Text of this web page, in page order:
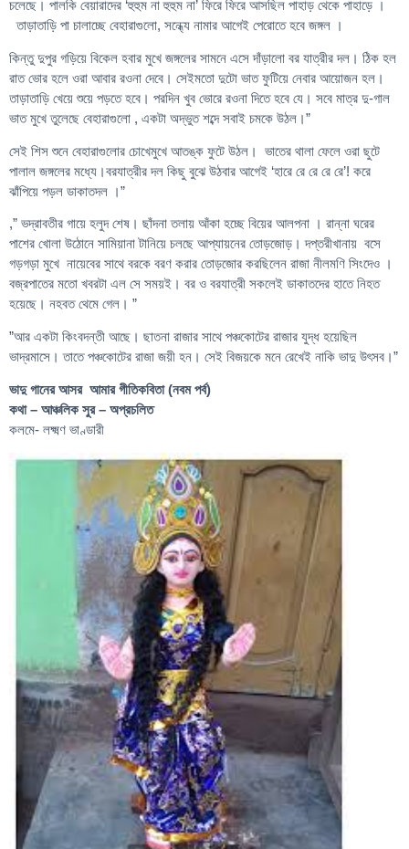
চলেছে। পালকি বেয়ারাদের ‘হুহুম না হুহুম না’ ফিরে ফিরে আসছিল পাহাড় থেকে পাহাড়ে ।
তাড়াতাড়ি পা চালাচ্ছে বেহারাগুলো, সন্ধ্যে নামার আগেই পেরোতে হবে জঙ্গল ।
কিন্তু দুপুর গড়িয়ে বিকেল হবার মুখে জঙ্গলের সামনে এসে দাঁড়ালো বর যাত্রীর দল। ঠিক হল
রাত ভোর হলে ওরা আবার রওনা দেবে। সেইমতো দুটো ভাত ফুটিয়ে নেবার আয়োজন হল।
তাড়াতাড়ি খেয়ে শুয়ে পড়তে হবে। পরদিন খুব ভোরে রওনা দিতে হবে যে। সবে মাত্র দু-গাল
ভাত মুখে তুলেছে বেহারাগুলো , একটা অদ্ভুত শব্দে সবাই চমকে উঠল।”
সেই শিস শুনে বেহারাগুলোর চোখেমুখে আতঙ্ক ফুটে উঠল। ভাতের থালা ফেলে ওরা ছুটে
পালাল জঙ্গলের মধ্যে।বরযাত্রীর দল কিছু বুঝে উঠবার আগেই ‘হারে রে রে রে রে’! করে
ঝাঁপিয়ে পড়ল ডাকাতদল ।”
,” ভদ্রাবতীর গায়ে হলুদ শেষ। ছাঁদনা তলায় আঁকা হচ্ছে বিয়ের আলপনা । রান্না ঘরের
পাশের খোলা উঠোনে সামিয়ানা টানিয়ে চলছে আপ্যায়নের তোড়জোড়। দপ্তরীখানায় বসে
গড়গড়া মুখে নায়েবের সাথে বরকে বরণ করার তোড়জোর করছিলেন রাজা নীলমণি সিংদেও ।
বজ্রপাতের মতো খবরটা এল সে সময়ই। বর ও বরযাত্রী সকলেই ডাকাতদের হাতে নিহত
হয়েছে। নহবত থেমে গেল। ”
”আর একটা কিংবদন্তী আছে। ছাতনা রাজার সাথে পঞ্চকোটের রাজার যুদ্ধ হয়েছিল
ভাদ্রমাসে। তাতে পঞ্চকোটের রাজা জয়ী হন। সেই বিজয়কে মনে রেখেই নাকি ভাদু উৎসব।”
ভাদু গানের আসর আমার গীতিকবিতা (নবম পর্ব)
কথা – আঞ্চলিক সুর – অপ্রচলিত
কলমে- লক্ষ্মণ ভাণ্ডারী